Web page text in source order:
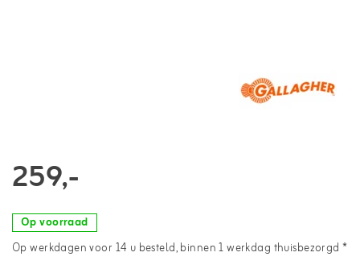
259,-
Op voorraad
Op werkdagen voor 14 u besteld, binnen 1 werkdag thuisbezorgd *